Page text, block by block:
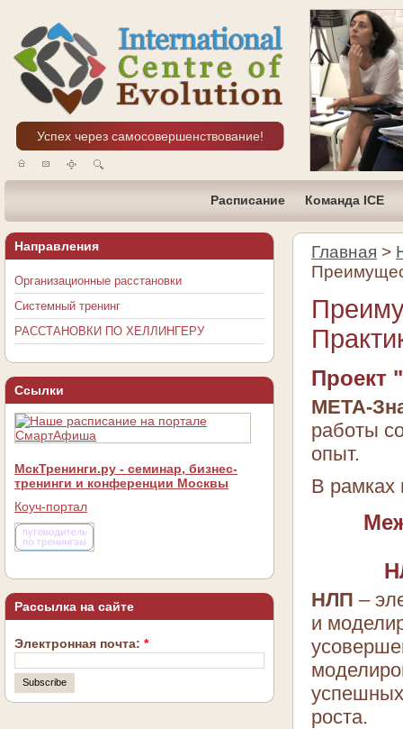
Успех через самосовершенствование!
Расписание Команда ICE
Главная >
Проект
МЕТА-
работы
опыт.
В рамках
НЛП –
и
роста.
Направления
Организационные расстановки
Системный тренинг
РАССТАНОВКИ ПО ХЕЛЛИНГЕРУ
Ссылки
МскТренинги.ру - семинар, бизнес-
тренинги и конференции Москвы
Коуч-портал
Рассылка на сайте
Электронная почта: *